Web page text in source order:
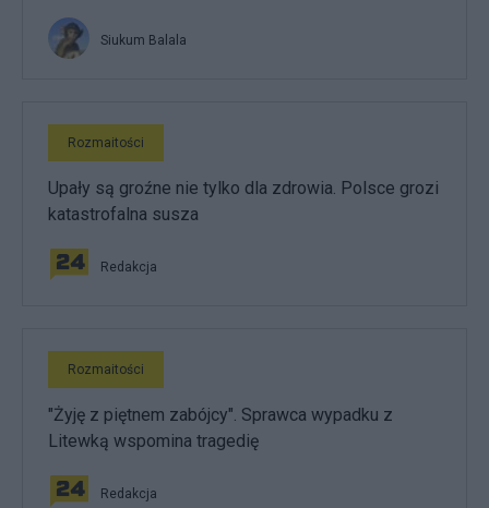
Siukum Balala
Rozmaitości
Upały są groźne nie tylko dla zdrowia. Polsce grozi
katastrofalna susza
Redakcja
Rozmaitości
"Żyję z piętnem zabójcy". Sprawca wypadku z
Litewką wspomina tragedię
Redakcja